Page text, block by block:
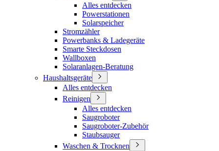
Alles entdecken
Powerstationen
Solarspeicher
Stromzähler
Powerbanks & Ladegeräte
Smarte Steckdosen
Wallboxen
Solaranlagen-Beratung
Haushaltsgeräte
Alles entdecken
Reinigen
Alles entdecken
Saugroboter
Saugroboter-Zubehör
Staubsauger
Waschen & Trocknen